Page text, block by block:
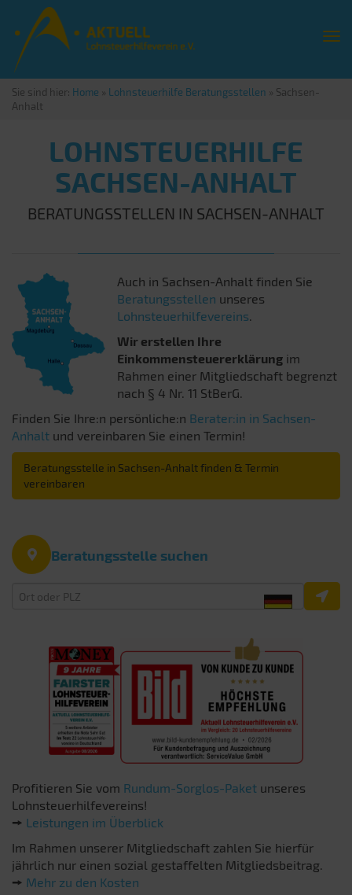
Sie sind hier: Home » Lohnsteuerhilfe Beratungsstellen » Sachsen-
Anhalt
LOHNSTEUERHILFE
SACHSEN-ANHALT
BERATUNGSSTELLEN IN SACHSEN-ANHALT
Auch in Sachsen-Anhalt finden Sie
Beratungsstellen unseres
Lohnsteuerhilfevereins.
Wir erstellen Ihre
Einkommensteuererklärung im
Rahmen einer Mitgliedschaft begrenzt
nach § 4 Nr. 11 StBerG.
Finden Sie Ihre:n persönliche:n Berater:in in Sachsen-
Anhalt und vereinbaren Sie einen Termin!
Beratungsstelle in Sachsen-Anhalt finden & Termin
vereinbaren
Beratungsstelle suchen
Profitieren Sie vom Rundum-Sorglos-Paket unseres
Lohnsteuerhilfevereins!
🠚 Leistungen im Überblick
Im Rahmen unserer Mitgliedschaft zahlen Sie hierfür
jährlich nur einen sozial gestaffelten Mitgliedsbeitrag.
🠚 Mehr zu den Kosten